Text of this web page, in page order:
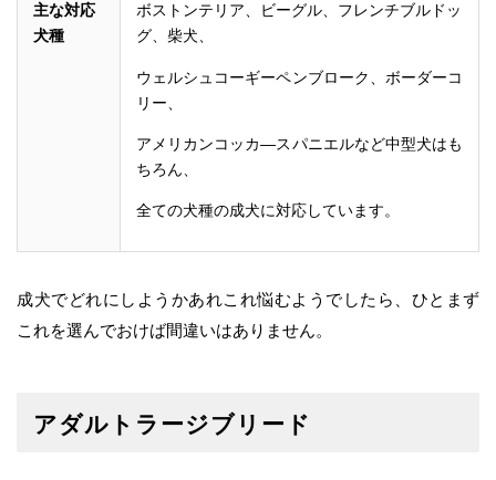
主な対応
犬種
ボストンテリア、ビーグル、フレンチブルドッ
グ、柴犬、
ウェルシュコーギーペンブローク、ボーダーコ
リー、
アメリカンコッカ―スパニエルなど中型犬はも
ちろん、
全ての犬種の成犬に対応しています。
成犬でどれにしようかあれこれ悩むようでしたら、ひとまず
これを選んでおけば間違いはありません。
アダルトラージブリード